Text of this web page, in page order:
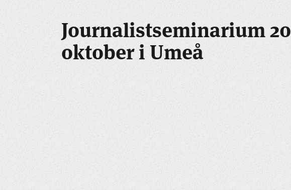
Journalistseminarium 20
oktober i Umeå